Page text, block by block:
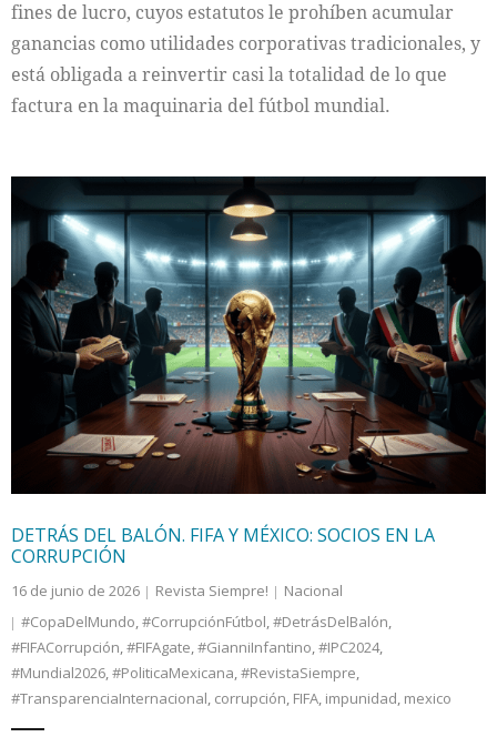
fines de lucro, cuyos estatutos le prohíben acumular
ganancias como utilidades corporativas tradicionales, y
está obligada a reinvertir casi la totalidad de lo que
factura en la maquinaria del fútbol mundial.
DETRÁS DEL BALÓN. FIFA Y MÉXICO: SOCIOS EN LA
CORRUPCIÓN
16 de junio de 2026 Revista Siempre!
Nacional
#CopaDelMundo,#CorrupciónFútbol,#DetrásDelBalón,
#FIFACorrupción,#FIFAgate,#GianniInfantino,#IPC2024,
#Mundial2026,#PoliticaMexicana,#RevistaSiempre,
#TransparenciaInternacional, corrupción, FIFA, impunidad, mexico